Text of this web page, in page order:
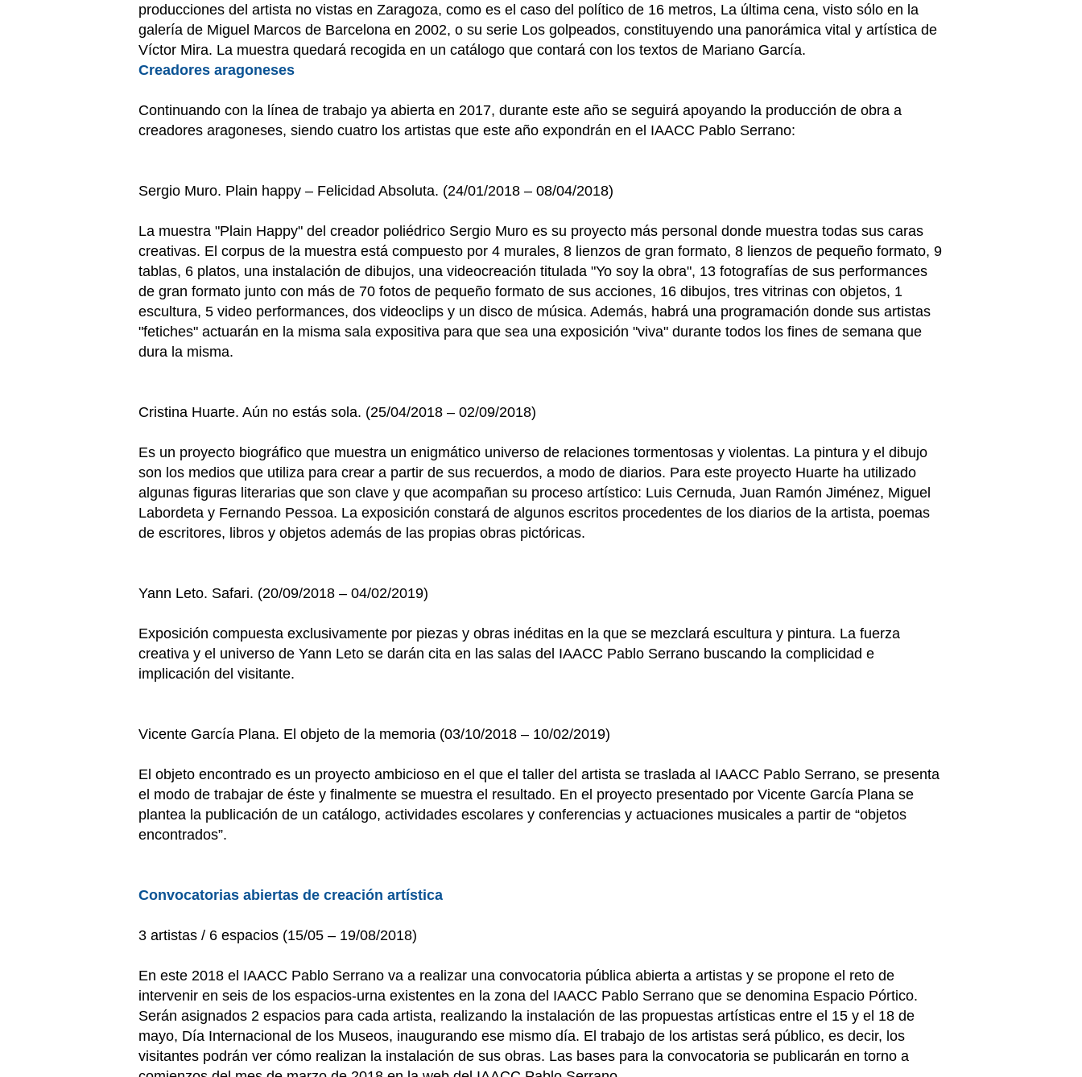
producciones del artista no vistas en Zaragoza, como es el caso del político de 16 metros, La última cena, visto sólo en la
galería de Miguel Marcos de Barcelona en 2002, o su serie Los golpeados, constituyendo una panorámica vital y artística de
Víctor Mira. La muestra quedará recogida en un catálogo que contará con los textos de Mariano García.
Creadores aragoneses
Continuando con la línea de trabajo ya abierta en 2017, durante este año se seguirá apoyando la producción de obra a
creadores aragoneses, siendo cuatro los artistas que este año expondrán en el IAACC Pablo Serrano:
Sergio Muro. Plain happy – Felicidad Absoluta. (24/01/2018 – 08/04/2018)
La muestra "Plain Happy" del creador poliédrico Sergio Muro es su proyecto más personal donde muestra todas sus caras
creativas. El corpus de la muestra está compuesto por 4 murales, 8 lienzos de gran formato, 8 lienzos de pequeño formato, 9
tablas, 6 platos, una instalación de dibujos, una videocreación titulada "Yo soy la obra", 13 fotografías de sus performances
de gran formato junto con más de 70 fotos de pequeño formato de sus acciones, 16 dibujos, tres vitrinas con objetos, 1
escultura, 5 video performances, dos videoclips y un disco de música. Además, habrá una programación donde sus artistas
"fetiches" actuarán en la misma sala expositiva para que sea una exposición "viva" durante todos los fines de semana que
dura la misma.
Cristina Huarte. Aún no estás sola. (25/04/2018 – 02/09/2018)
Es un proyecto biográfico que muestra un enigmático universo de relaciones tormentosas y violentas. La pintura y el dibujo
son los medios que utiliza para crear a partir de sus recuerdos, a modo de diarios. Para este proyecto Huarte ha utilizado
algunas figuras literarias que son clave y que acompañan su proceso artístico: Luis Cernuda, Juan Ramón Jiménez, Miguel
Labordeta y Fernando Pessoa. La exposición constará de algunos escritos procedentes de los diarios de la artista, poemas
de escritores, libros y objetos además de las propias obras pictóricas.
Yann Leto. Safari. (20/09/2018 – 04/02/2019)
Exposición compuesta exclusivamente por piezas y obras inéditas en la que se mezclará escultura y pintura. La fuerza
creativa y el universo de Yann Leto se darán cita en las salas del IAACC Pablo Serrano buscando la complicidad e
implicación del visitante.
Vicente García Plana. El objeto de la memoria (03/10/2018 – 10/02/2019)
El objeto encontrado es un proyecto ambicioso en el que el taller del artista se traslada al IAACC Pablo Serrano, se presenta
el modo de trabajar de éste y finalmente se muestra el resultado. En el proyecto presentado por Vicente García Plana se
plantea la publicación de un catálogo, actividades escolares y conferencias y actuaciones musicales a partir de “objetos
encontrados”.
Convocatorias abiertas de creación artística
3 artistas / 6 espacios (15/05 – 19/08/2018)
En este 2018 el IAACC Pablo Serrano va a realizar una convocatoria pública abierta a artistas y se propone el reto de
intervenir en seis de los espacios-urna existentes en la zona del IAACC Pablo Serrano que se denomina Espacio Pórtico.
Serán asignados 2 espacios para cada artista, realizando la instalación de las propuestas artísticas entre el 15 y el 18 de
mayo, Día Internacional de los Museos, inaugurando ese mismo día. El trabajo de los artistas será público, es decir, los
visitantes podrán ver cómo realizan la instalación de sus obras. Las bases para la convocatoria se publicarán en torno a